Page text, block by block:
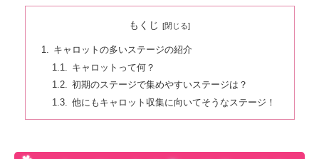
もくじ
キャロットの多いステージの紹介
キャロットって何？
初期のステージで集めやすいステージは？
他にもキャロット収集に向いてそうなステージ！